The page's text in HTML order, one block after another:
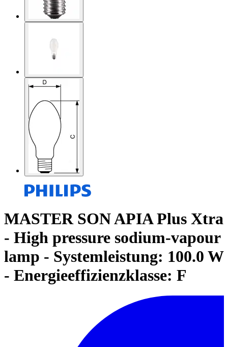
MASTER SON APIA Plus Xtra
- High pressure sodium-vapour
lamp - Systemleistung: 100.0 W
- Energieeffizienzklasse: F